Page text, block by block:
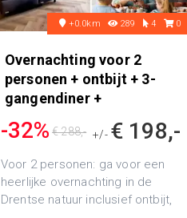
+0.0km 289 4 0
Overnachting voor 2
personen + ontbijt + 3-
gangendiner +
-32% +/- € 198,-
€ 288,-
Voor 2 personen: ga voor een
heerlijke overnachting in de
Drentse natuur inclusief ontbijt,